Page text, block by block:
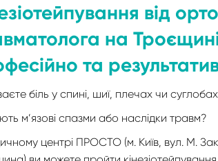
від
на
та
біль у спині, шиї, плечах чи
м’язові спазми або наслідки травм?
центрі ПРОСТО (м. Київ, вул. М.